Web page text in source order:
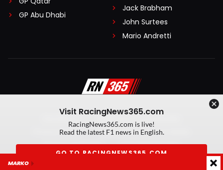
GP Abu Dhabi
Jack Brabham
John Surtees
Mario Andretti
Algemene voorwaarden
Privacy Policy
Created by On Your Marks
Privacy manager
Kansspeluitingen
© 2026 RacingNews365. Alle rechten voorbehouden
Visit RacingNews365.com
RacingNews365.com is live!
Read the latest F1 news in English.
GO TO RACINGNEWS365.COM
MARKO